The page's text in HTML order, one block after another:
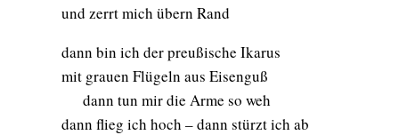
und zerrt mich übern Rand
dann bin ich der preußische Ikarus
mit grauen Flügeln aus Eisenguß
dann tun mir die Arme so weh
dann flieg ich hoch – dann stürzt ich ab